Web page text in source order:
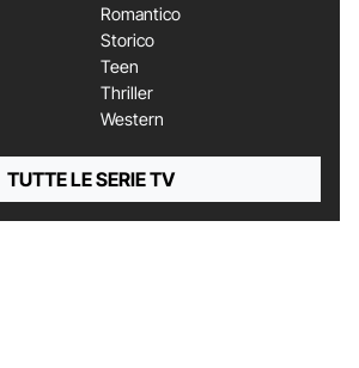
Romantico
Storico
Teen
Thriller
Western
TUTTE LE SERIE TV